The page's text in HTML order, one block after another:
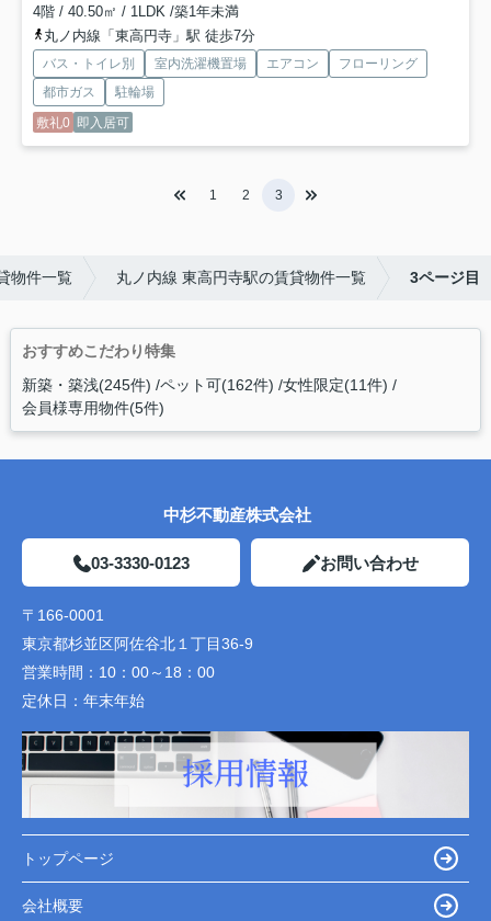
4階 / 40.50㎡ / 1LDK /築1年未満
丸ノ内線「東高円寺」駅 徒歩7分
バス・トイレ別 室内洗濯機置場 エアコン
フローリング
都市ガス
駐輪場
敷礼0 即入居可
1 2 3
物件一覧 丸ノ内線 東高円寺駅の賃貸物件一覧 3ページ目
おすすめこだわり特集
新築・築浅(245件) ペット可(162件) 女性限定(11件)
会員様専用物件(5件)
中杉不動産株式会社
03-3330-0123 お問い合わせ
〒166-0001
東京都杉並区阿佐谷北１丁目36-9
営業時間： 10：00～18：00
定休日： 年末年始
トップページ
会社概要